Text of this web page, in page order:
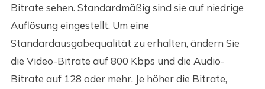
Bitrate sehen. Standardmäßig sind sie auf niedrige
Auflösung eingestellt. Um eine
Standardausgabequalität zu erhalten, ändern Sie
die Video-Bitrate auf 800 Kbps und die Audio-
Bitrate auf 128 oder mehr. Je höher die Bitrate,